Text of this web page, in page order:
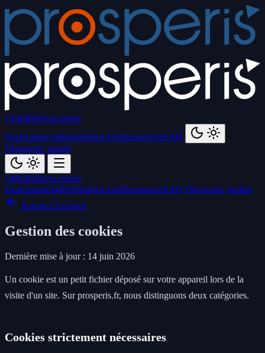
OffreRéférencement
localApprocheRéalisationsAvisRessourcesFAQ
Diagnostic gratuit
OffreRéférencement
localApprocheRéalisationsAvisRessourcesFAQ Diagnostic gratuit
Retour à l'accueil
Gestion des cookies
Dernière mise à jour : 14 juin 2026
Un cookie est un petit fichier déposé sur votre appareil lors de la
visite d'un site. Sur prosperis.fr, nous distinguons deux catégories.
Cookies strictement nécessaires